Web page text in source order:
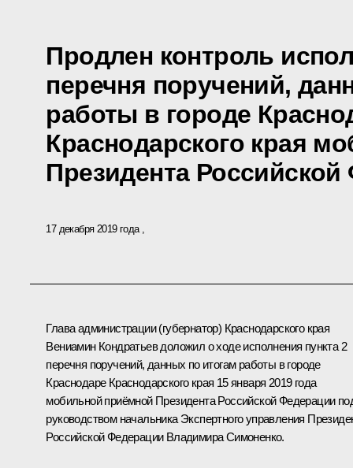
Продлен контроль
перечня поручений,
работы в городе
Краснодарского края
Президента
17 декабря 2019 года
Глава администрации (губернатор) Краснодарского края
Вениамин Кондратьев доложил о ходе исполнения пункта 2
перечня поручений, данных по итогам работы в городе
Краснодаре Краснодарского края 15 января 2019 года
мобильной приёмной Президента Российской Федерации
руководством начальника Экспертного управления
Российской Федерации Владимира Симоненко.